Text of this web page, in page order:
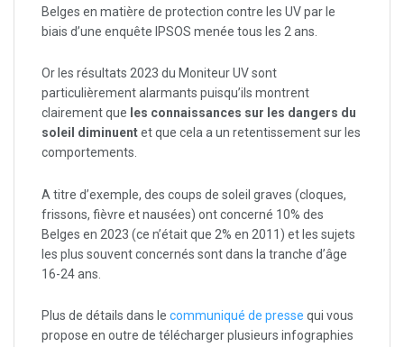
Belges en matière de protection contre les UV par le
biais d’une enquête IPSOS menée tous les 2 ans.
Or les résultats 2023 du Moniteur UV sont
particulièrement alarmants puisqu’ils montrent
clairement que les connaissances sur les dangers du
soleil diminuentet que cela a un retentissement sur les
comportements.
A titre d’exemple, des coups de soleil graves (cloques,
frissons, fièvre et nausées) ont concerné 10% des
Belges en 2023 (ce n’était que 2% en 2011) et les sujets
les plus souvent concernés sont dans la tranche d’âge
16-24 ans.
Plus de détails dans le communiqué de presse qui vous
propose en outre de télécharger plusieurs infographies